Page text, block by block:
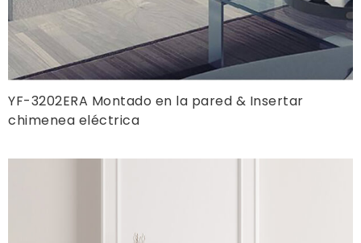
YF-3202ERA Montado en la pared & Insertar
chimenea eléctrica